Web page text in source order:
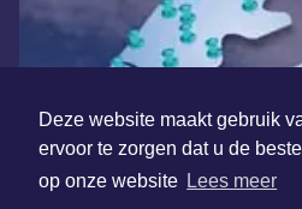
Deze website maakt gebruik
ervoor te zorgen dat u de
op onze website Lees meer
Overige dagbladen in de regio